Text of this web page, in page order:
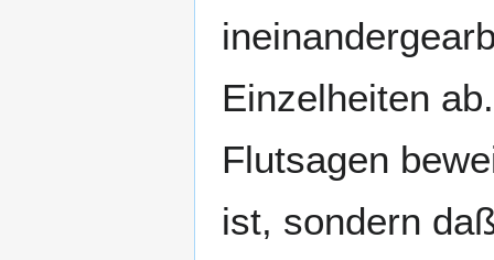
Einzelheiten
Flutsagen
ist, sondern